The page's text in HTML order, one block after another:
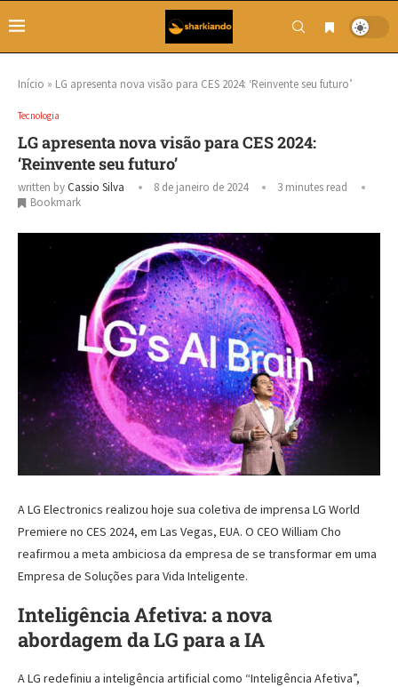
Início » LG apresenta nova visão para CES 2024: ‘Reinvente seu futuro’
Tecnologia
LG apresenta nova visão para CES 2024:
‘Reinvente seu futuro’
written byCassio Silva 8 de janeiro de 2024
3 minutes read
Bookmark
A LG Electronics realizou hoje sua coletiva de imprensa LG World
Premiere no CES 2024, em Las Vegas, EUA. O CEO William Cho
reafirmou a meta ambiciosa da empresa de se transformar em uma
Empresa de Soluções para Vida Inteligente.
Inteligência Afetiva: a nova
abordagem da LG para a IA
A LG redefiniu a inteligência artificial como “Inteligência Afetiva”,